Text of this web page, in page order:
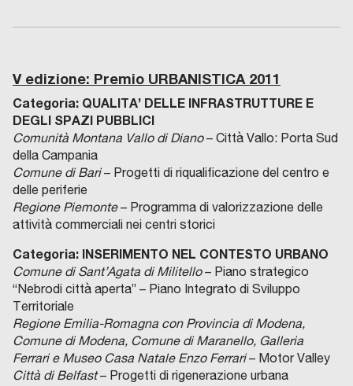
V edizione: Premio URBANISTICA 2011
Categoria: QUALITA’ DELLE INFRASTRUTTURE E
DEGLI SPAZI PUBBLICI
Comunità Montana Vallo di Diano– Città Vallo: Porta Sud
della Campania
Comune di Bari– Progetti di riqualificazione del centro e
delle periferie
Regione Piemonte– Programma di valorizzazione delle
attività commerciali nei centri storici
Categoria: INSERIMENTO NEL CONTESTO URBANO
Comune di Sant’Agata di Militello– Piano strategico
“Nebrodi città aperta” – Piano Integrato di Sviluppo
Territoriale
Regione Emilia-Romagna con Provincia di Modena,
Comune di Modena, Comune di Maranello, Galleria
Ferrari e Museo Casa Natale Enzo Ferrari– Motor Valley
Città di Belfast– Progetti di rigenerazione urbana